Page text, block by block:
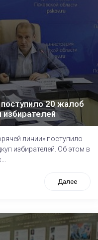
20 жалоб
избирателей
линии» поступило
избирателей. Об этом в
Далее